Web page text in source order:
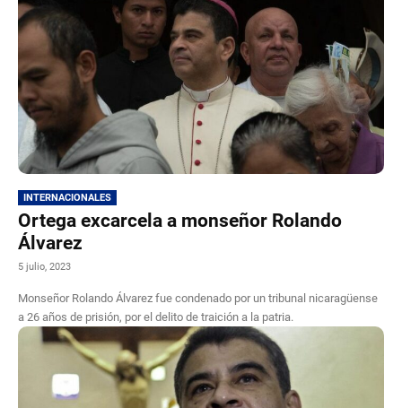
INTERNACIONALES
Ortega excarcela a monseñor Rolando
Álvarez
5 julio, 2023
Monseñor Rolando Álvarez fue condenado por un tribunal nicaragüense
a 26 años de prisión, por el delito de traición a la patria.